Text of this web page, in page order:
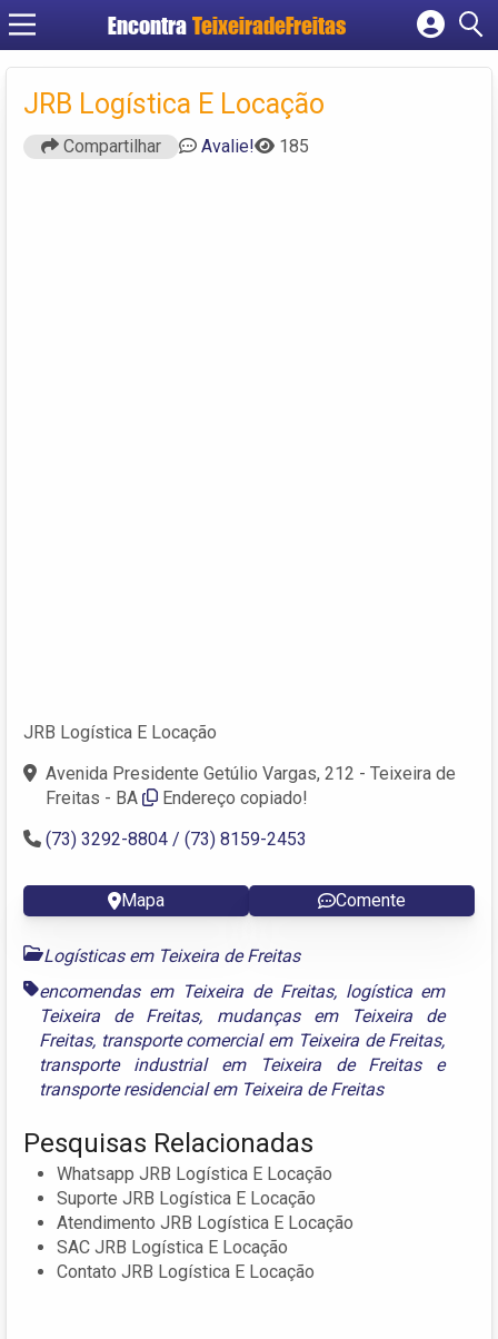
Encontra TeixeiradeFreitas
Cadastrar empresa
Fazer login
Criar conta
JRB Logística E Locação
Compartilhar Avalie! 185
JRB Logística E Locação
Avenida Presidente Getúlio Vargas, 212 - Teixeira de
Freitas - BA
Endereço copiado!
(73) 3292-8804 / (73) 8159-2453
Mapa Comente
Logísticas em Teixeira de Freitas
encomendas em Teixeira de Freitas, logística em
Teixeira de Freitas, mudanças em Teixeira de
Freitas, transporte comercial em Teixeira de Freitas,
transporte industrial em Teixeira de Freitase
transporte residencial em Teixeira de Freitas
Pesquisas Relacionadas
Whatsapp JRB Logística E Locação
Suporte JRB Logística E Locação
Atendimento JRB Logística E Locação
SAC JRB Logística E Locação
Contato JRB Logística E Locação